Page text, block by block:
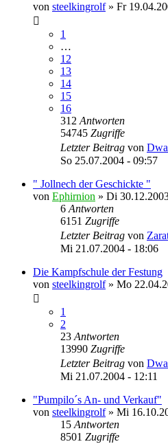
von steelkingrolf» Fr
1
…
12
13
14
15
16
312 Antworten
54745 Zugriffe
Letzter Beitrag von
So 25.07.2004 - 09:57
" Jollnech der Geschickte "
von Ephirnion » Di
6 Antworten
6151 Zugriffe
Letzter Beitrag von
Mi 21.07.2004 - 18:06
Die Kampfschule der Festung
von steelkingrolf» Mo
1
2
23 Antworten
13990 Zugriffe
Letzter Beitrag von
Mi 21.07.2004 - 12:11
"Pumpilo´s An- und Verkauf"
von steelkingrolf» Mi
15 Antworten
8501 Zugriffe